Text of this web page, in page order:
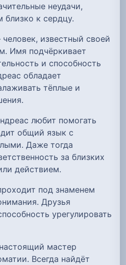
неудачи,
к сердцу.
известный своей
Имя подчёркивает
и способность
обладает
тёплые и
любит помогать
общий язык с
Даже тогда
за близких
действием.
под знаменем
Друзья
урегулировать
мастер
Всегда найдёт